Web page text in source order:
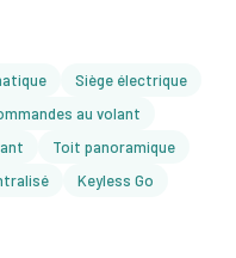
Siège électrique
au volant
Toit panoramique
Keyless Go